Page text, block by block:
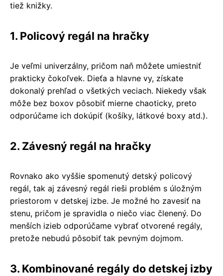
tiež knižky.
1. Policový regál na hračky
Je veľmi univerzálny, pričom naň môžete umiestniť
prakticky čokoľvek. Dieťa a hlavne vy, získate
dokonalý prehľad o všetkých veciach. Niekedy však
môže bez boxov pôsobiť mierne chaoticky, preto
odporúčame ich dokúpiť (košíky, látkové boxy atd.).
2. Závesný regál na hračky
Rovnako ako vyššie spomenutý detský policový
regál, tak aj závesný regál rieši problém s úložným
priestorom v detskej izbe. Je možné ho zavesiť na
stenu, pričom je spravidla o niečo viac členený. Do
menších izieb odporúčame vybrať otvorené regály,
pretože nebudú pôsobiť tak pevným dojmom.
3. Kombinované regály do detskej izby